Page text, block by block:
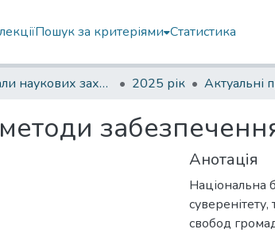
Пошук за критеріями Статистика
Матеріали наукових заходів 2025 рік
Анотація
Національна
суверенітету,
свобод